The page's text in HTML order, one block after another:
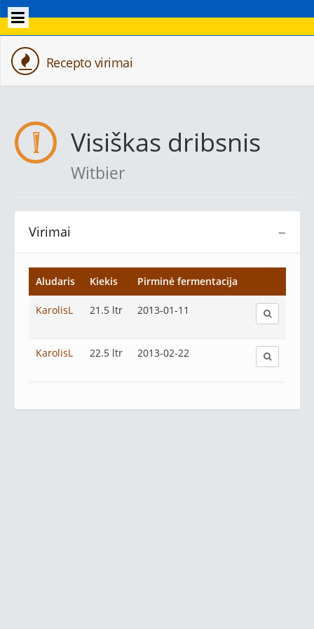
Recepto virimai
Visiškas dribsnis
Witbier
−
Virimai
Aludaris Kiekis Pirminė fermentacija
KarolisL 21.5 ltr 2013-01-11
KarolisL 22.5 ltr 2013-02-22